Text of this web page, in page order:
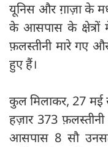
यूनिस और ग़ाज़ा के
के आसपास के क्षेत्रों
फ़लस्तीनी मारे गए
हुए हैं।
कुल मिलाकर, 27
हज़ार 373
आसपास 8 सौ